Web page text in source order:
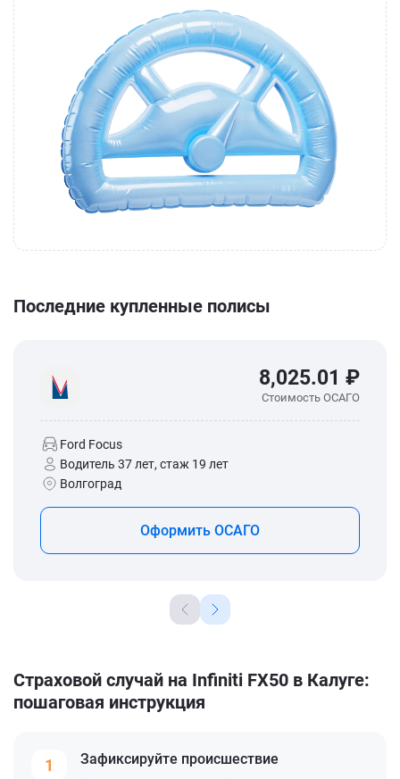
Последние купленные полисы
8,025.01 ₽
Стоимость ОСАГО
Ford Focus
Водитель 37 лет, стаж 19 лет
Волгоград
Оформить ОСАГО
Страховой случай на Infiniti FX50 в Калуге:
пошаговая инструкция
1 Зафиксируйте происшествие